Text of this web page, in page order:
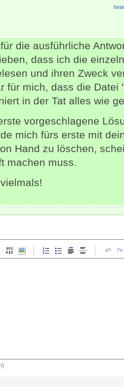
die ausführliche
dass ich die
und ihren Zweck
für mich, dass die
in der Tat alles wie
vorgeschlagene
mich fürs erste mit
Hand zu löschen,
machen muss.